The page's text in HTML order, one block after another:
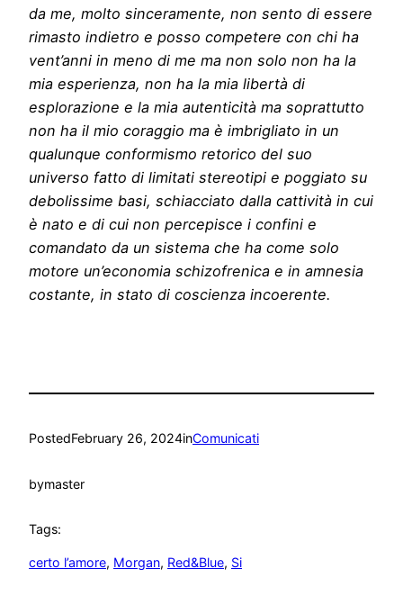
da me, molto sinceramente, non sento di essere
rimasto indietro e posso competere con chi ha
vent’anni in meno di me ma non solo non ha la
mia esperienza, non ha la mia libertà di
esplorazione e la mia autenticità ma soprattutto
non ha il mio coraggio ma è imbrigliato in un
qualunque conformismo retorico del suo
universo fatto di limitati stereotipi e poggiato su
debolissime basi, schiacciato dalla cattività in cui
è nato e di cui non percepisce i confini e
comandato da un sistema che ha come solo
motore un’economia schizofrenica e in amnesia
costante, in stato di coscienza incoerente.
PostedFebruary 26, 2024inComunicati
bymaster
Tags:
certo l’amore, Morgan, Red&Blue, Si